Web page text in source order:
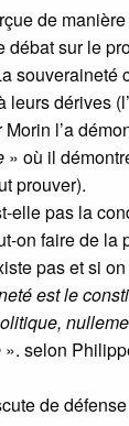
de
débat sur le
souveraineté
leurs dérives
l’a
» où il
prouver).
elle pas la
on faire de la
pas et si
est le
». selon
de